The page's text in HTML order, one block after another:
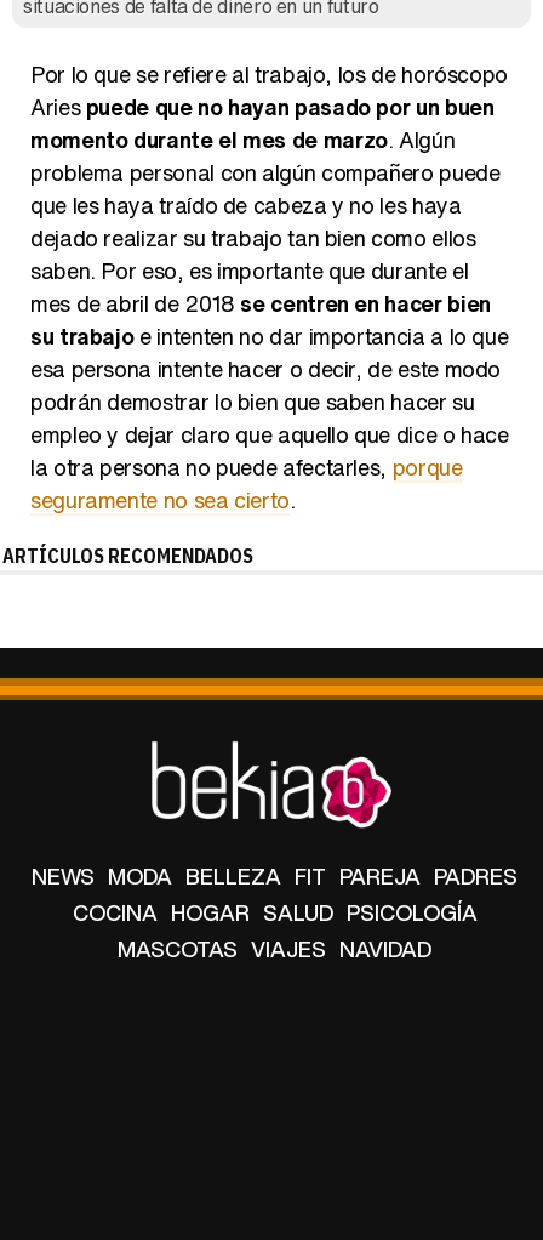
Ariespuede que no hayan pasado por un buen
momento durante el mes de marzo. Algún
problema personal con algún compañero puede
que les haya traído de cabeza y no les haya
dejado realizar su trabajo tan bien como ellos
saben. Por eso, es importante que durante el
mes de abril de 2018se centren en hacer bien
su trabajoe intenten no dar importancia a lo que
esa persona intente hacer o decir, de este modo
podrán demostrar lo bien que saben hacer su
empleo y dejar claro que aquello que dice o hace
la otra persona no puede afectarles, porque
seguramente no sea cierto.
COCINA HOGAR SALUD
PSICOLOGÍA
MASCOTAS
VIAJES NAVIDAD